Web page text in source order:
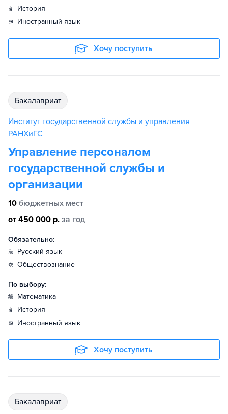
история
иностранный язык
Хочу поступить
бакалавриат
Институт государственной службы и управления
РАНХиГС
Управление персоналом
государственной службы и
организации
10 бюджетных мест
от 450 000 р. за год
Обязательно:
русский язык
обществознание
По выбору:
математика
история
иностранный язык
Хочу поступить
бакалавриат